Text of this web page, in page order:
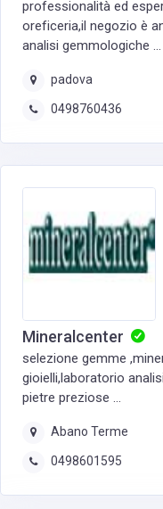
professionalità ed
oreficeria,il negozio è
analisi gemmologiche ...
padova
0498760436
Mineralcenter
selezione gemme
gioielli,laboratorio
pietre preziose ...
Abano Terme
0498601595